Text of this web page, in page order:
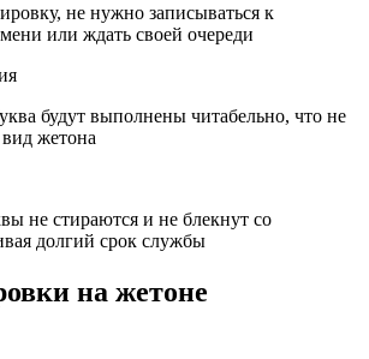
не нужно записываться к
или ждать своей очереди
будут выполнены читабельно, что не
жетона
не стираются и не блекнут со
долгий срок службы
на жетоне